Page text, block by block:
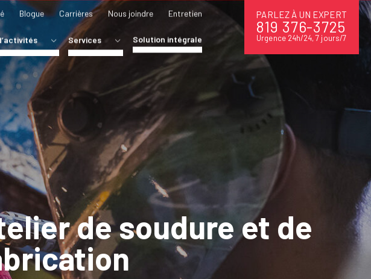
Blogue Carrières Nous joindre Entretien
CANNABIS
Services
MAINTENANCE INDUSTRIELLE
LOCATION DE MAIN-D’ŒUVRE
ATELIER DE SOUDURE ET DE FABRICATION
Solution intégrale
PARLEZ À UN EXPERT
819 376-3725
Urgence 24h/24, 7 jours/7
de soudure et de